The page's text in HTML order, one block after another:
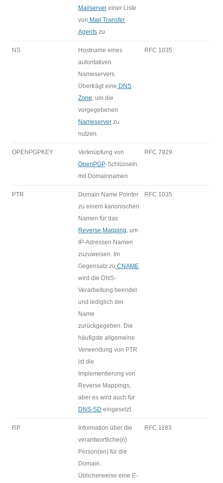
Mailserver einer Liste
von Mail Transfer
Agents zu.
NS
Hostname eines
autoritativen
Nameservers.
Überträgt eine DNS
Zone, um die
vorgegebenen
Nameserver zu
nutzen.
RFC 1035
OPENPGPKEY
Verknüpfung von
OpenPGP-Schlüsseln
mit Domainnamen
RFC 7929
PTR
Domain Name Pointer
zu einem kanonischen
Namen für das
Reverse Mapping, um
IP-Adressen Namen
zuzuweisen. Im
Gegensatz zu CNAME
wird die DNS-
Verarbeitung beendet
und lediglich der
Name
zurückgegeben. Die
häufigste allgemeine
Verwendung von PTR
ist die
Implementierung von
Reverse Mappings,
aber es wird auch für
DNS-SD eingesetzt.
RFC 1035
RP
Information über die
verantwortliche(n)
Person(en) für die
Domain.
Üblicherweise eine E-
RFC 1183